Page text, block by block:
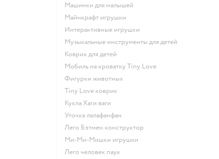
Машинки для малышей
Майнкрафт игрушки
Интерактивные игрушки
Музыкальные инструменты для детей
Коврик для детей
Мобиль на кроватку Tiny Love
Фигурки животных
Tiny Love коврик
Кукла Хаги ваги
Уточка лалафанфан
Лего Бэтмен конструктор
Ми-Ми-Мишки игрушки
Лего человек паук